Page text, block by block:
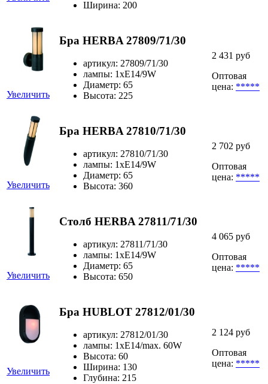
Ширина: 200
Увеличить
Бра HERBA 27809/71/30
артикул: 27809/71/30
лампы: 1xE14/9W
Диаметр: 65
Высота: 225
2 431 руб
Оптовая
цена: *****
Увеличить
Бра HERBA 27810/71/30
артикул: 27810/71/30
лампы: 1xE14/9W
Диаметр: 65
Высота: 360
2 702 руб
Оптовая
цена: *****
Увеличить
Столб HERBA 27811/71/30
артикул: 27811/71/30
лампы: 1xE14/9W
Диаметр: 65
Высота: 650
4 065 руб
Оптовая
цена: *****
Увеличить
Бра HUBLOT 27812/01/30
артикул: 27812/01/30
лампы: 1xE14/max. 60W
Высота: 60
Ширина: 130
Глубина: 215
2 124 руб
Оптовая
цена: *****